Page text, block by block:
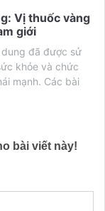
Vị thuốc vàng
giới
đã được sử
khỏe và chức
mạnh. Các bài
bài viết này!